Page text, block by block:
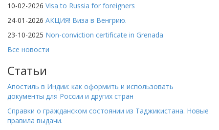
10-02-2026 Visa to Russia for foreigners
24-01-2026 АКЦИЯ! Виза в Венгрию.
23-10-2025 Non-conviction certificate in Grenada
Все новости
Статьи
Апостиль в Индии: как оформить и использовать
документы для России и других стран
Справки о гражданском состоянии из Таджикистана. Новые
правила выдачи.